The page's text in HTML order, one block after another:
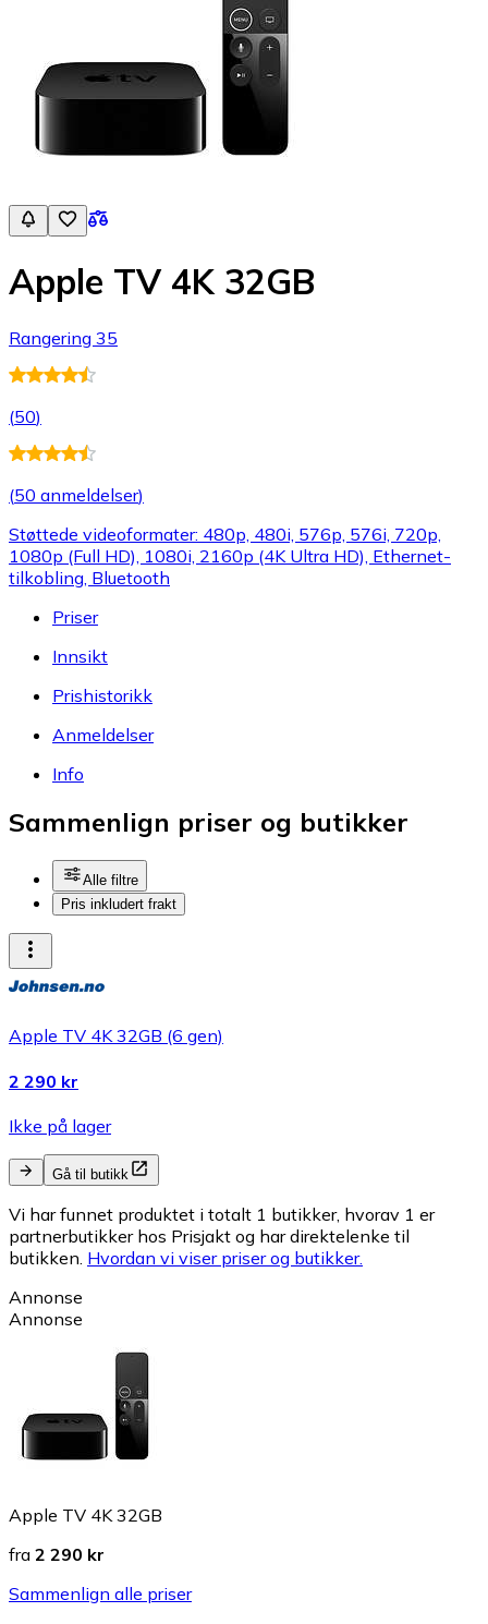
Apple TV 4K 32GB
Rangering 35
(50)
(50 anmeldelser)
Støttede videoformater: 480p, 480i, 576p, 576i, 720p,
1080p (Full HD), 1080i, 2160p (4K Ultra HD), Ethernet-
tilkobling, Bluetooth
Priser
Innsikt
Prishistorikk
Anmeldelser
Info
Sammenlign priser og butikker
Alle filtre
Pris inkludert frakt
Apple TV 4K 32GB (6 gen)
2 290 kr
Ikke på lager
Gå til butikk
Vi har funnet produktet i totalt 1 butikker, hvorav 1 er
partnerbutikker hos Prisjakt og har direktelenke til
butikken. Hvordan vi viser priser og butikker.
Annonse
Annonse
Apple TV 4K 32GB
fra 2 290 kr
Sammenlign alle priser